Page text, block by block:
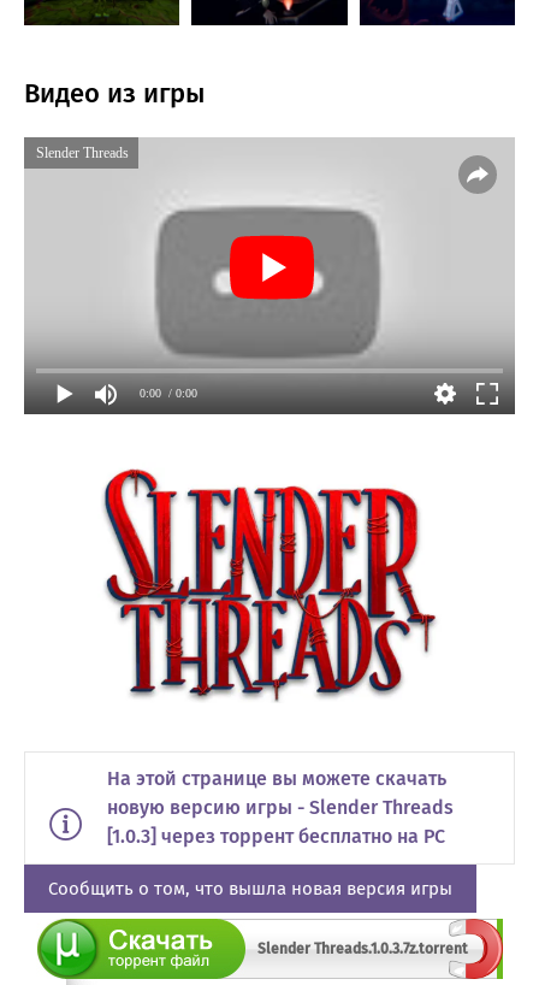
Видео из игры
Slender Threads
0:00 / 0:00
На этой странице вы можете скачать
новую версию игры - Slender Threads
[1.0.3] через торрент бесплатно на PC
Сообщить о том, что вышла новая версия игры
Slender Threads.1.0.3.7z.torrent